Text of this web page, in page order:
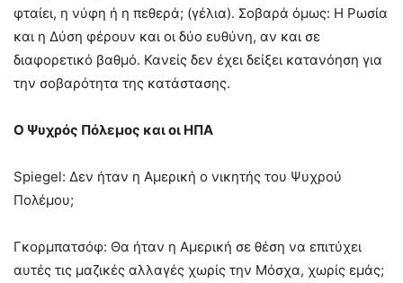
φταίει, η νύφη ή η πεθερά; (γέλια). Σοβαρά όμως: Η Ρωσία
και η Δύση φέρουν και οι δύο ευθύνη, αν και σε
διαφορετικό βαθμό. Κανείς δεν έχει δείξει κατανόηση για
την σοβαρότητα της κατάστασης.
Ο Ψυχρός Πόλεμος και οι ΗΠΑ
Spiegel: Δεν ήταν η Αμερική ο νικητής του Ψυχρού
Πολέμου;
Γκορμπατσόφ: Θα ήταν η Αμερική σε θέση να επιτύχει
αυτές τις μαζικές αλλαγές χωρίς την Μόσχα, χωρίς εμάς;